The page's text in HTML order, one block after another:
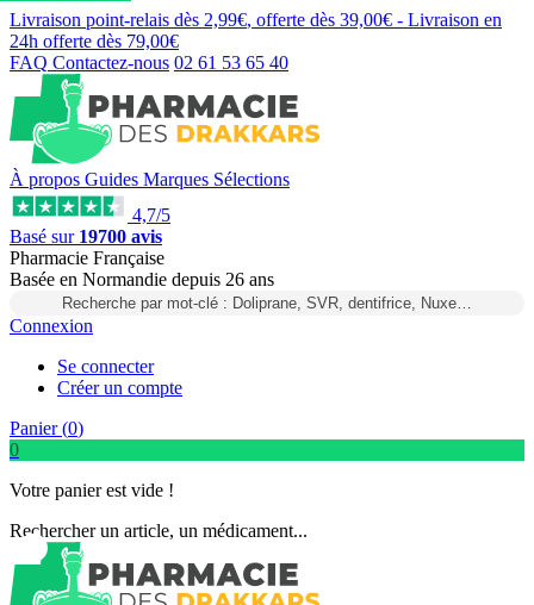
Livraison point-relais dès 2,99€, offerte dès 39,00€ - Livraison en
24h offerte dès 79,00€
FAQ Contactez-nous 02 61 53 65 40
À propos Guides Marques Sélections
4,7/5
Basé sur 19700 avis
Pharmacie Française
Basée en Normandie depuis 26 ans
Recherche par mot-clé : Doliprane, SVR, dentifrice, Nuxe…
Connexion
Se connecter
Créer un compte
Panier (0)
0
Votre panier est vide !
Rechercher un article, un médicament...